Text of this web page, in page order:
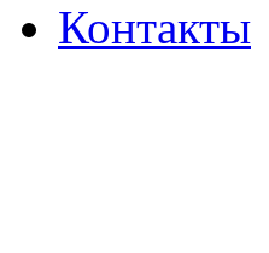
Контакты